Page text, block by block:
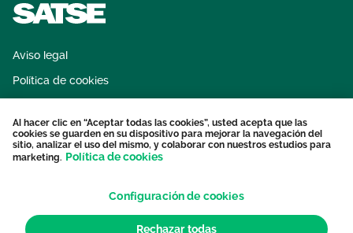
Aviso legal
Política de cookies
Protección datos personales
Contacto
Al hacer clic en “Aceptar todas las cookies”, usted acepta que las
cookies se guarden en su dispositivo para mejorar la navegación del
sitio, analizar el uso del mismo, y colaborar con nuestros estudios para
marketing. Política de cookies
Configuración de cookies
Rechazar todas